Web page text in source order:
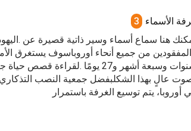
3 الأسماء
هنا سماع أسماء وسير ذاتية قصيرة عن
من جميع أنحاء أوروباسوف يستغرق
سنوات وسبعة أشهر و27 يومًا .لقراءة قصص
عالٍ بهذا الشكلبفضل جمعية النصب التذكاري
أوروبا، يتم توسيع الغرفة باستمرار